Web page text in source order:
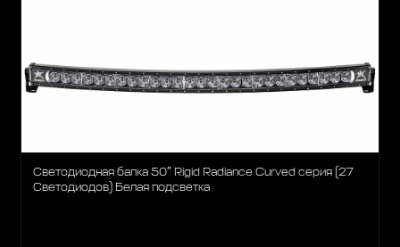
Светодиодная балка 50″ Rigid Radiance Curved cерия (27
Светодиодов) Белая подсветка